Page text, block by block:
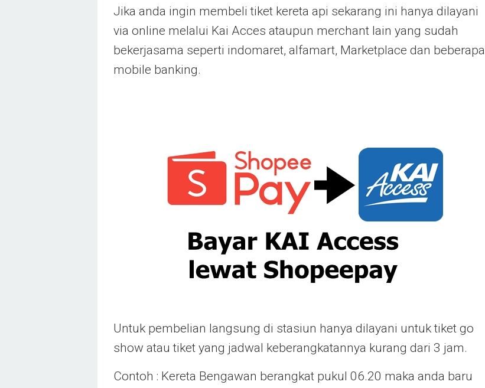
Jika anda ingin membeli tiket kereta api sekarang ini hanya dilayani
via online melalui Kai Acces ataupun merchant lain yang sudah
bekerjasama seperti indomaret, alfamart, Marketplace dan beberapa
mobile banking.
Untuk pembelian langsung di stasiun hanya dilayani untuk tiket go
show atau tiket yang jadwal keberangkatannya kurang dari 3 jam.
Contoh : Kereta Bengawan berangkat pukul 06.20 maka anda baru